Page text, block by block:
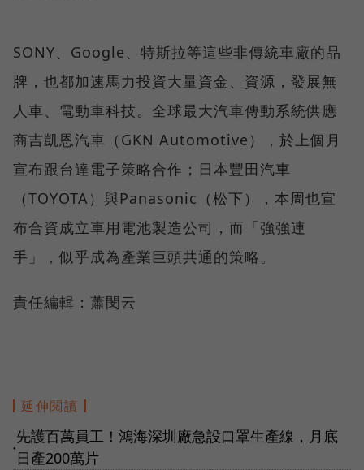
SONY、Google、特斯拉等這些非傳統車廠的品
牌，也都加速馬力投資大量資金、資源，發展無
人車、電動車科技。全球最大汽車傳動系統供應
商吉凱恩汽車（GKN Automotive），於上個月
宣布跟台達電子策略合作；日本豐田汽車
（TOYOTA）與Panasonic（松下），本周也宣
布合資成立車用電池製造公司，而「強強連
手」，似乎成為產業巨頭共通的策略。
責任編輯：蕭閔云
延伸閱讀
●
先護百萬員工！鴻海深圳廠急設口罩生產線，月底
日產200萬片